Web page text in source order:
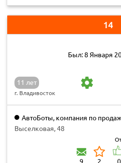
14
Был: 8 Января
11 лет
г. Владивосток
АвтоБоты, компания по
автомобилей
Выселковая, 48